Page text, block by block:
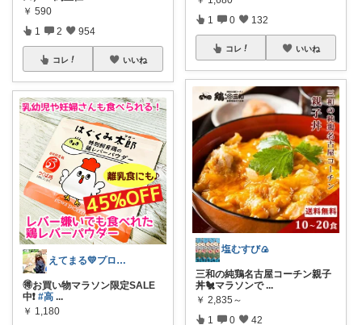
￥ 590
1 2 954
コレ いいね
えてまる💛プロフ画変えました
🉐お買い物マラソン限定SALE
中❗️ #高 ...
￥ 1,180
1 0 132
コレ いいね
塩むすび🍙
三和の純鶏名古屋コーチン親子
丼🐔マラソンで ...
￥ 2,835～
1 0 42